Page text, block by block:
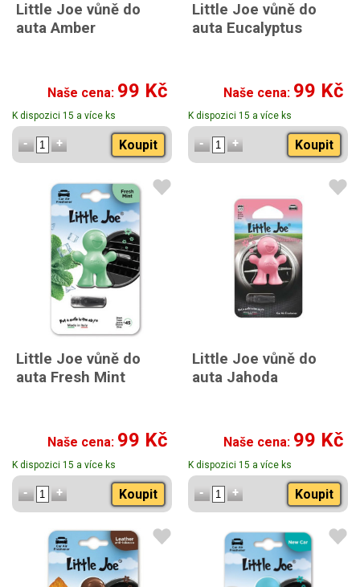
Little Joe vůně do
auta Amber
Naše cena: 99 Kč
K dispozici 15 a více ks
Koupit
Little Joe vůně do
auta Eucalyptus
Naše cena: 99 Kč
K dispozici 15 a více ks
Koupit
Little Joe vůně do
auta Fresh Mint
Naše cena: 99 Kč
K dispozici 15 a více ks
Koupit
Little Joe vůně do
auta Jahoda
Naše cena: 99 Kč
K dispozici 15 a více ks
Koupit